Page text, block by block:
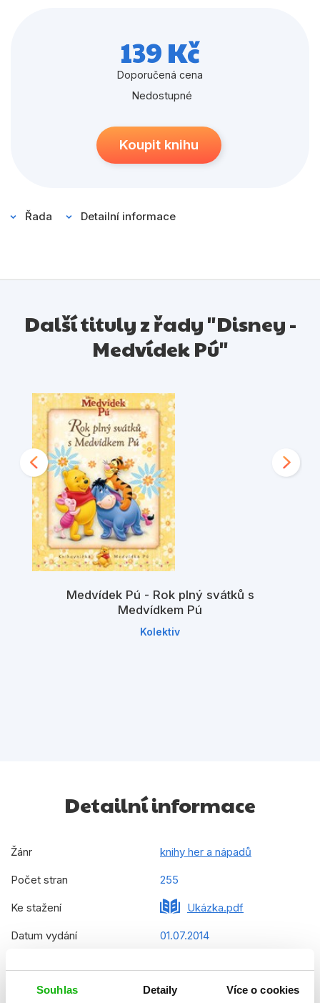
Souhlas Detaily Více o cookies
Populárně - naučné pro děti
Příroda a zahrada
Společnost, politika
Umění a kultura
Young adult
139 Kč
Doporučená cena
Nedostupné
Koupit knihu
Řada Detailní informace
Další tituly z řady "Disney -
Medvídek Pú"
Medvídek Pú - Rok plný svátků s
Medvídkem Pú
Kolektiv
Detailní informace
Žánr knihy her a nápadů
Počet stran 255
Ke stažení Ukázka.pdf
Datum vydání 01.07.2014
Hmotnost 0,443 kg